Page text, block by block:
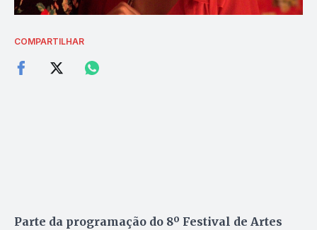
COMPARTILHAR
Parte da programação do 8º Festival de Artes